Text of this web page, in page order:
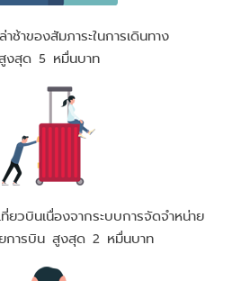
ช้าของสัมภาระในการเดินทาง
งสุด 5 หมื่นบาท
ยวบินเนื่องจากระบบการจัดจำหน่าย
การบิน สูงสุด 2 หมื่นบาท